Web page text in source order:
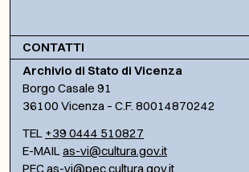
CONTATTI
Archivio di Stato di Vicenza
Borgo Casale 91
36100 Vicenza – C.F. 80014870242
TEL +39 0444 510827
E-MAILas-vi@cultura.gov.it
PECas-vi@pec.cultura.gov.it